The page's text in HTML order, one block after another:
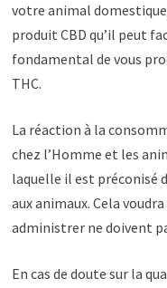
votre animal
produit CBD qu’il peut
fondamental de vous
THC.
La réaction à la
chez l’Homme et les
laquelle il est préconisé
aux animaux. Cela
administrer ne doivent
En cas de doute sur la